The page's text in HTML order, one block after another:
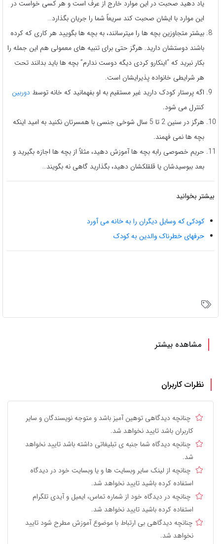
یاد دهید صحبت در این موارد خارج از عرف است و هر کسی خواست در
این موارد با ایشان صحبت کند سریعاً شما را جریان بگذارد…
بیشتر متجاوزین بچه ها را میترسانند، به بچه ها بگویید هر کاری که کرده
باشند دوستشان دارید. هرگز حتی برای تنبیه های معمولی هم این جمله را
بکار نبرید که “اینکارو کردی دیگه دوست ندارم” بچه ها باید بدانند تحت
هر شرایطی خانواده پذیرایشان است.
اگه پرستار کودک دارید غیر مستقیم به او بفهمانید که خانه توسط دوربین
کنترل می شود.
هرگز در سنین 2 تا 5 سال شوخی جنسی با همسرتان نکنید به امید اینکه
بچه ها نمی فهمند.
حریم خصوصی رابه بچه ها آموزش دهید، مثلاً از بچه ها اجازه بگیرید و
بعد ببوسیدشان یا قلقلکشان دهید، بگذارید گاهی نه بگویند…
بیشتر بخوانید
کودکی که وسایل دیگران را به خانه می آورد
حرفهای خطرناک والدین به کودک
مشاهده بیشتر
نظرات کاربران
چنانچه دیدگاهی توهین آمیز باشد و متوجه نویسندگان و سایر
کاربران باشد تایید نخواهد شد.
چنانچه دیدگاه شما جنبه ی تبلیغاتی داشته باشد تایید نخواهد
شد.
چنانچه از لینک سایر وبسایت ها و یا وبسایت خود در دیدگاه
استفاده کرده باشید تایید نخواهد شد.
چنانچه در دیدگاه خود از شماره تماس، ایمیل و آیدی تلگرام
استفاده کرده باشید تایید نخواهد شد.
چنانچه دیدگاهی بی ارتباط با موضوع آموزش مطرح شود تایید
نخواهد شد.